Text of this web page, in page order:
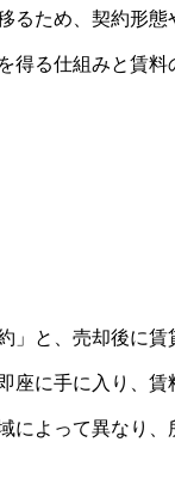
るため、契約形
得る仕組みと賃
」と、売却後に
座に手に入り、
によって異なり